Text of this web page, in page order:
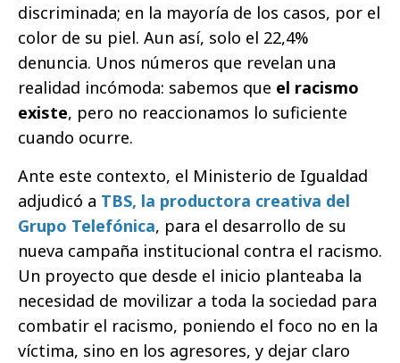
discriminada; en la mayoría de los casos, por el
color de su piel. Aun así, solo el 22,4%
denuncia. Unos números que revelan una
realidad incómoda: sabemos que el racismo
existe, pero no reaccionamos lo suficiente
cuando ocurre.
Ante este contexto, el Ministerio de Igualdad
adjudicó a TBS, la productora creativa del
Grupo Telefónica, para el desarrollo de su
nueva campaña institucional contra el racismo.
Un proyecto que desde el inicio planteaba la
necesidad de movilizar a toda la sociedad para
combatir el racismo, poniendo el foco no en la
víctima, sino en los agresores, y dejar claro